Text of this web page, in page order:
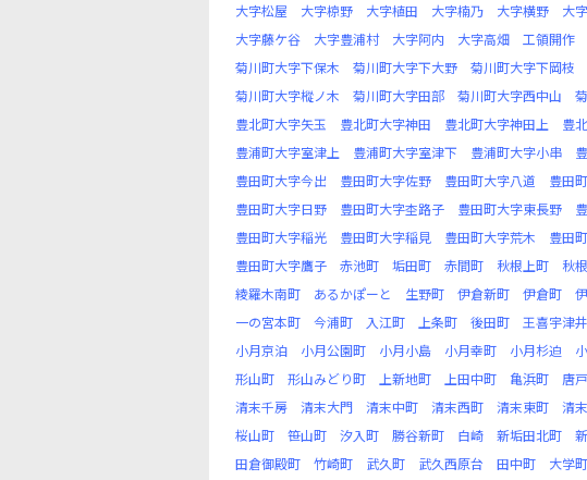
大字松屋
大字椋野 大字植田 大字楠乃 大字横野 大
大字藤ケ谷
大字豊浦村 大字阿内 大字高畑 工領開作
菊川町大字下保木
菊川町大字下大野 菊川町大字下岡枝
菊川町大字樅ノ木
菊川町大字田部 菊川町大字西中山
豊北町大字矢玉
豊北町大字神田 豊北町大字神田上 豊
豊浦町大字室津上
豊浦町大字室津下 豊浦町大字小串
豊田町大字今出
豊田町大字佐野 豊田町大字八道 豊田
豊田町大字日野
豊田町大字杢路子 豊田町大字東長野
豊田町大字稲光
豊田町大字稲見 豊田町大字荒木 豊田
豊田町大字鷹子
赤池町 垢田町 赤間町 秋根上町 秋
綾羅木南町
あるかぽーと 生野町 伊倉新町 伊倉町
一の宮本町
今浦町 入江町 上条町 後田町 王喜宇津井
小月京泊
小月公園町 小月小島 小月幸町 小月杉迫
形山町
形山みどり町 上新地町 上田中町 亀浜町 唐
清末千房
清末大門 清末中町 清末西町 清末東町 清
桜山町
笹山町 汐入町 勝谷新町 白崎 新垢田北町
田倉御殿町
竹崎町 武久町 武久西原台 田中町 大学町